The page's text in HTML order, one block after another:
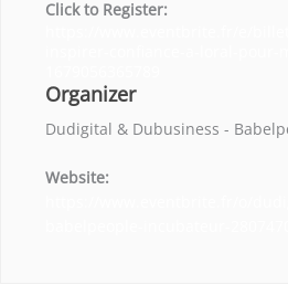
Click to Register:
Organizer
Dudigital & Dubusiness -
Website: